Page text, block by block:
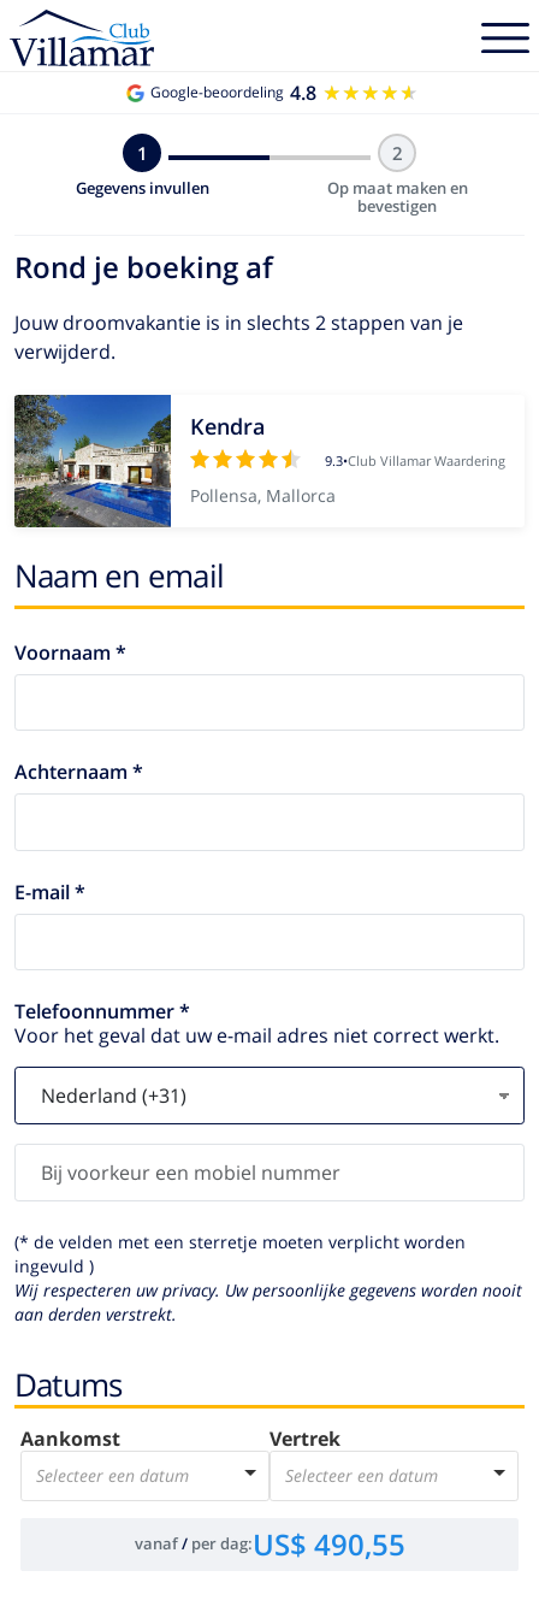
Google-beoordeling 4.8 ★★★★★
★★★★★
1
Gegevens invullen
2
Op maat maken en
bevestigen
Rond je boeking af
Jouw droomvakantie is in slechts 2 stappen van je
verwijderd.
Kendra
9.3•Club Villamar Waardering
Pollensa, Mallorca
Naam en email
Voornaam *
Achternaam *
E-mail *
Telefoonnummer *
Voor het geval dat uw e-mail adres niet correct werkt.
(* de velden met een sterretje moeten verplicht worden
ingevuld )
Wij respecteren uw privacy. Uw persoonlijke gegevens worden nooit
aan derden verstrekt.
Datums
Aankomst
Selecteer een datum
Vertrek
Selecteer een datum
vanaf/ per dag:US$ 490,55